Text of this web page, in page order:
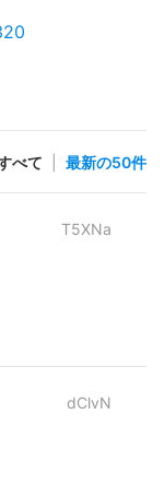
べて 最新の50件
T5XNa
dClvN